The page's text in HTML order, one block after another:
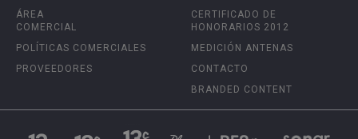
ÁREA
COMERCIAL
POLÍTICAS COMERCIALES
PROVEEDORES
CERTIFICADO DE
HONORARIOS 2012
MEDICIÓN ANTENAS
CONTACTO
BRANDED CONTENT